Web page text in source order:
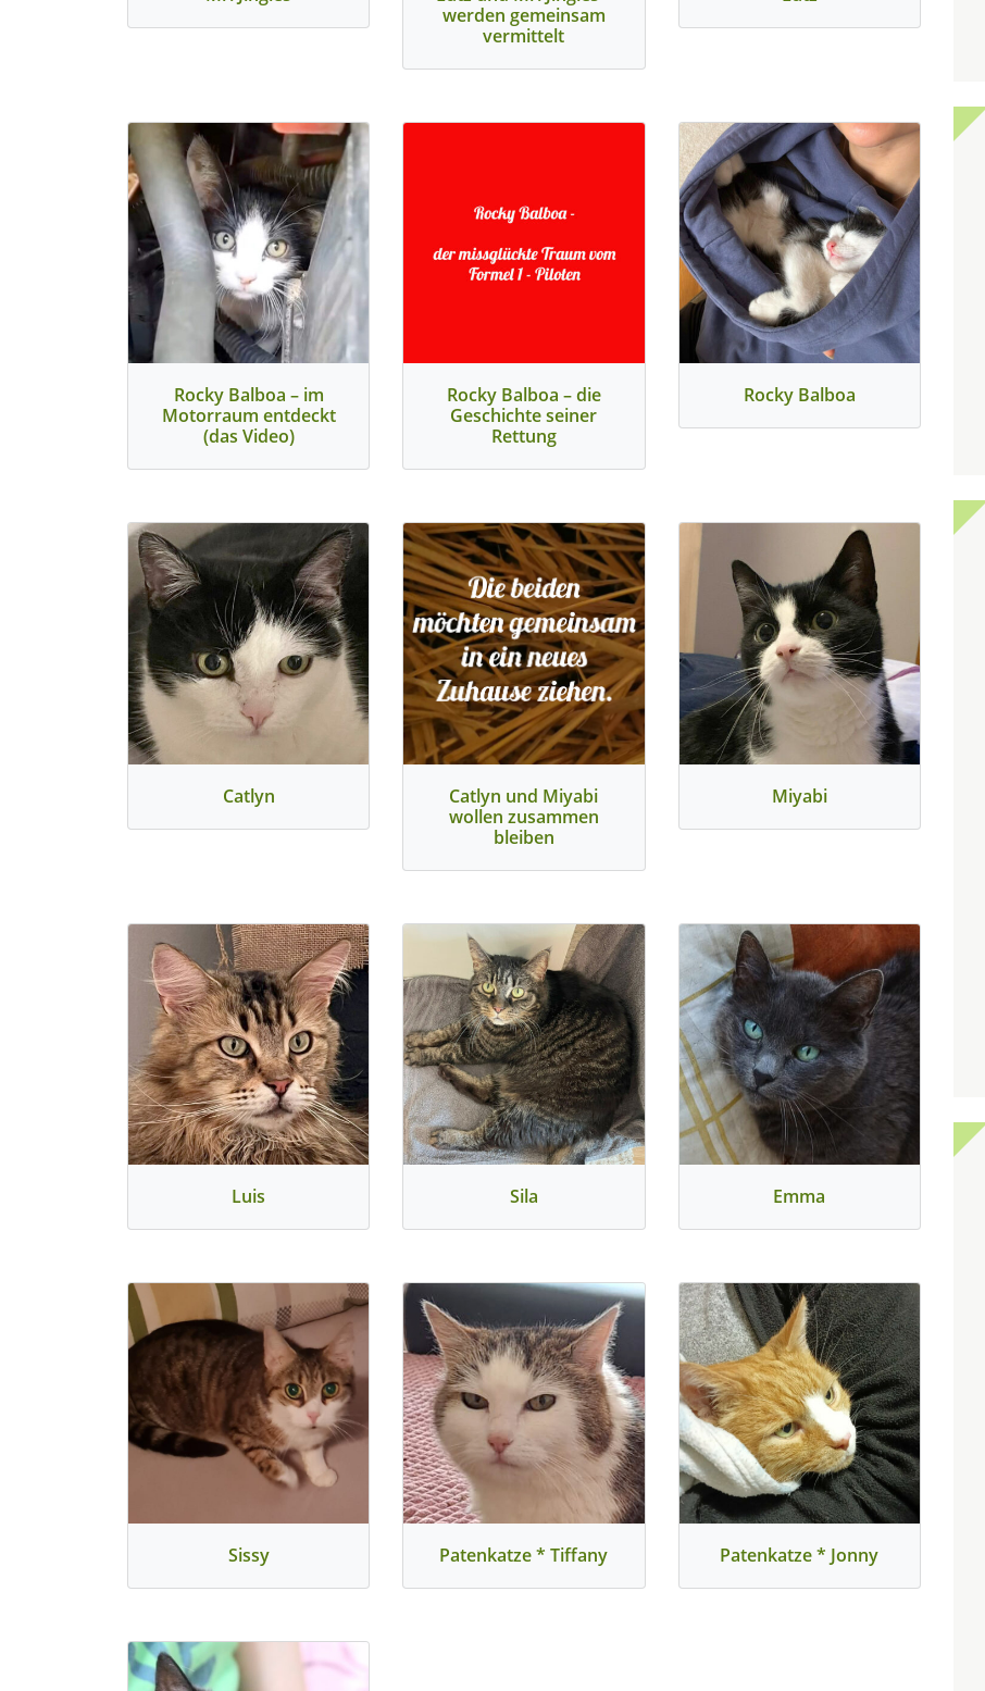
werden gemeinsam
vermittelt
Rocky Balboa – im
Motorraum entdeckt
(das Video)
Rocky Balboa – die
Geschichte seiner
Rettung
Rocky Balboa
Catlyn
Catlyn und Miyabi
wollen zusammen
bleiben
Miyabi
Luis Sila Emma
Sissy Patenkatze * Tiffany Patenkatze * Jonny